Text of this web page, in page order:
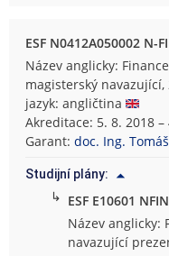
ESF N0412A050002 N-
Název anglicky: Finance
magisterský navazující,
jazyk: angličtina
Akreditace: 5. 8. 2018 –
Garant:doc. Ing.
Studijní plány:
↳ ESF E10601
Název anglicky:
navazující